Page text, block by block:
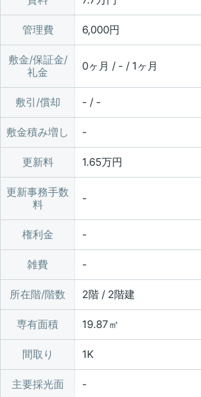
管理費 6,000円
敷金/保証金/
礼金
0ヶ月 / - / 1ヶ月
敷引/償却 - / -
敷金積み増し
更新料 1.65万円
更新事務手数
料
権利金
雑費
所在階/階数 2階 / 2階建
専有面積 19.87㎡
間取り 1K
主要採光面